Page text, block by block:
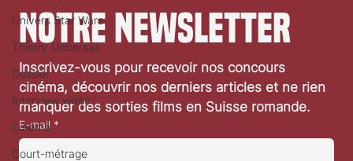
Univers Star Wars
Thierry Uebersax
Dossier
Interview vidéo
Cinéma
Court-métrage
Festival de Locarno 2026: Wild at Heart
notre newsletter
Inscrivez-vous pour recevoir nos concours
cinéma, découvrir nos derniers articles et ne rien
manquer des sorties films en Suisse romande.
E-mail *